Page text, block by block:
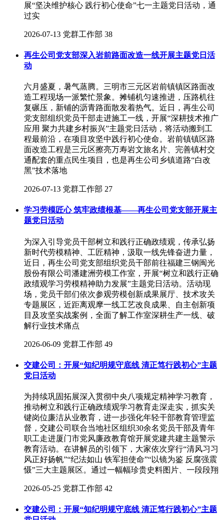
展“坚决维护核心 践行初心使命”七一主题党日活动，通
过实
2026-07-13 党群工作部 38
再生公司党支部深入岩前路面改造一线开展主题党日活
动
六月盛夏，暑气蒸腾。三明市三元区岩前镇镇区路面改
造工程现场一派繁忙景象。摊铺机匀速推进，压路机往
复碾压，新铺的沥青路面散发着热气。近日，再生公司
党支部组织党员干部走进施工一线，开展“深耕技术推广
应用 聚力共建乡村振兴”主题党日活动，将活动搬到工
程最前沿，在项目攻坚中践行初心使命。岩前镇镇区路
面改造工程是三元区擦亮万寿岩文旅名片、完善镇村交
通配套的重点民生项目，也是再生公司乡镇道路“白改
黑”技术落地
2026-07-13 党群工作部 27
学习劳模匠心 筑牢政绩根基——再生公司党支部开展主
题党日活动
为深入引导党员干部树立和践行正确政绩观，传承弘扬
新时代劳模精神、工匠精神，汲取一线先锋奋进力量，
近日，再生公司党支部组织党员干部前往福建三钢闽光
股份有限公司潘建洲劳模工作室，开展“树立和践行正确
政绩观学习劳模精神助力发展”主题党日活动。活动现
场，党员干部们依次参观劳模创新成果展厅、技术攻关
专题展区，近距离观摩一线工艺改良成果、自主创新项
目及攻坚实战案例，全面了解工作室深耕生产一线、破
解行业技术痛点
2026-06-09 党群工作部 49
交建公司：开展“知纪明规守底线 清正笃行践初心”主题
党日活动
为持续巩固拓展深入贯彻中央八项规定精神学习教育，
推动树立和践行正确政绩观学习教育走深走实，抓实关
键岗位廉洁从业教育，进一步强化年轻干部教育管理监
督，交建公司联合当地社区组织30余名党员干部及青年
职工走进厦门市党风廉政教育馆开展党建共建主题警示
教育活动。在讲解员的引领下，大家依次穿行“清风习习
风正好扬帆”“纪法如山 铁军担使命”“以镜为鉴 反腐强震
慑”三大主题展区。通过一幅幅珍贵史料图片、一段段翔
2026-05-25 党群工作部 42
交建公司：开展“知纪明规守底线 清正笃行践初心”主题